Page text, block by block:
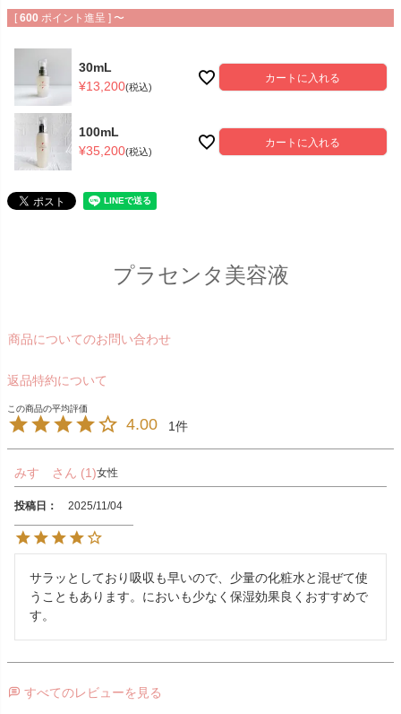
[ 600 ポイント進呈 ] 〜
30mL
¥13,200 税込
カートに入れる
100mL
¥35,200 税込
カートに入れる
プラセンタ美容液
商品についてのお問い合わせ
返品特約について
4.00 1
みすゞ 1 女性
投稿日 2025/11/04
サラッとしており吸収も早いので、少量の化粧水と混ぜて使
うこともあります。においも少なく保湿効果良くおすすめで
す。
すべてのレビューを見る